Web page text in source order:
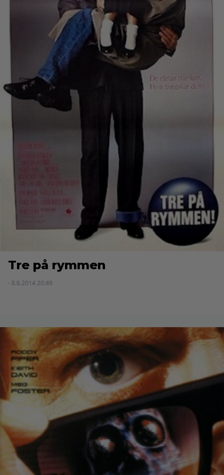
Tre på rymmen
- 8.6.2014 20:49